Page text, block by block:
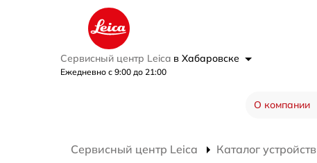
Сервисный центр Leica в Хабаровске
Ежедневно с 9:00 до 21:00
О компании
Сервисный центр Leica Каталог устройств